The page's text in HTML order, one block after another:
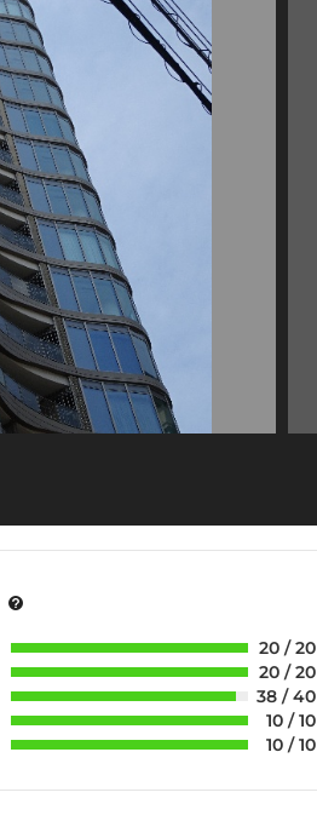
20 / 20
20 / 20
38 / 40
10 / 10
10 / 10